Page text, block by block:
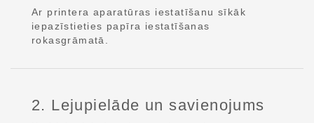
Ar printera aparatūras iestatīšanu sīkāk
iepazīstieties papīra iestatīšanas
rokasgrāmatā.
2. Lejupielāde un savienojums